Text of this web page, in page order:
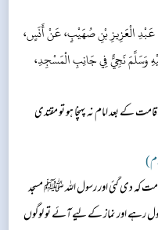
الْعَزِيزِ بْنِ صُهَيْبٍ، عَنْ أَنَسٍ،
وَسَلَّمَ نَجِيٌّ فِي جَانِبِ الْمَسْجِدِ،
کے بعد امام نہ پہنچا ہو تو مقتدی
کہ دی گئی اور رسول اللہ ﷺ مسجد
رہے اور نماز کے لیے آئے تو لوگوں